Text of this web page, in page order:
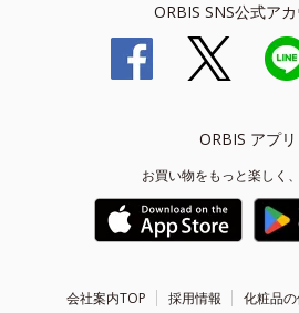
ORBIS SNS公式ア
ORBIS アプリ
お買い物をもっと楽しく
会社案内TOP 採用情報
化粧品